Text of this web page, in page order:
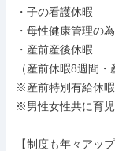
・子の看護休暇
・母性健康管理の
・産前産後休暇
（産前休暇8週間・
※産前特別有給休
※男性女性共に育
【制度も年々アッ